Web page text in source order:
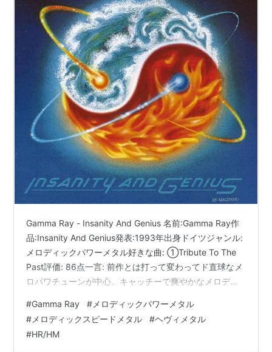
Gamma Ray - Insanity And Genius 名前:Gamma Ray作
品:Insanity And Genius発表:1993年出身ドイツジャンル:
メロディックパワーメタル好きな曲: ①Tribute To The
Past評価: 86点一言: 前作とは打って変わってド直球なメ
ロパワチューンが中心。キャッチーで爽やかなメロディ
https://t.co/fPJ0WOazp9 — おすすめメタルアルバム紹
介するマン (@OsusuMetalMan) 2023年10月18日 ランキ
ング参加中HM/HRランキング参加中メタル
#Gamma Ray # メロディックパワーメタル
# メロディックスピードメタル #ヘヴィメタル
#HR/HM